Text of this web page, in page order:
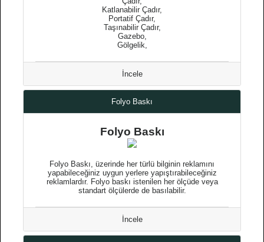
Katlanabilir Çadır,
Portatif Çadır,
Taşınabilir Çadır,
Gazebo,
Gölgelik,
İncele
Folyo Baskı
Folyo Baskı
Folyo Baskı, üzerinde her türlü bilginin reklamını
yapabileceğiniz uygun yerlere yapıştırabileceğiniz
reklamlardır. Folyo baskı istenilen her ölçüde veya
standart ölçülerde de basılabilir.
İncele